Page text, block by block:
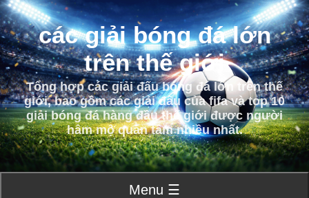
các giải bóng đá lớn
trên thế giới
Tổng hợp các giải đấu bóng đá lớn trên thế
giới, bao gồm các giải đấu của fifa và top 10
giải bóng đá hàng đầu thế giới được người
hâm mộ quan tâm nhiều nhất.
Menu ☰